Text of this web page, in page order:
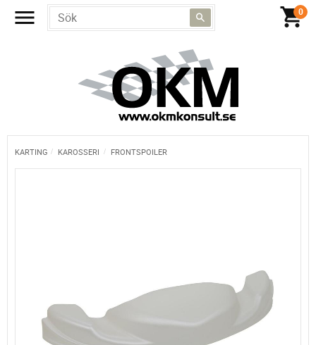
KARTING KAROSSERI FRONTSPOILER